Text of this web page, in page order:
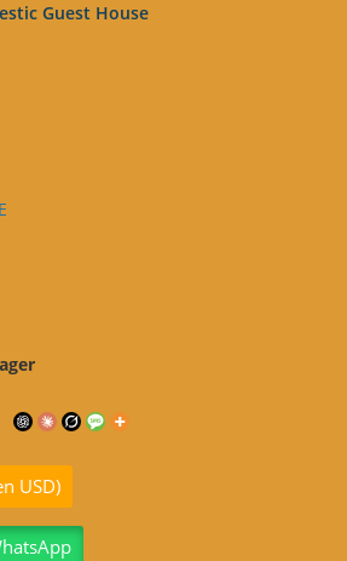
Guest House
USD)